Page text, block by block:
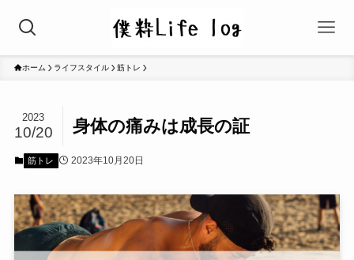
ホーム ライフスタイル 筋トレ
身体の痛みは成長の証
2023
10/20
筋トレ 2023年10月20日